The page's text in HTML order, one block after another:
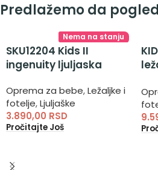
Predlažemo da
Nema na stanju
SKU12204 Kids II
ingenuity ljuljaska
Oprema za bebe,Ležaljke i
fotelje,Ljuljaške
3.890,00 RSD
Pročitajte Još
18